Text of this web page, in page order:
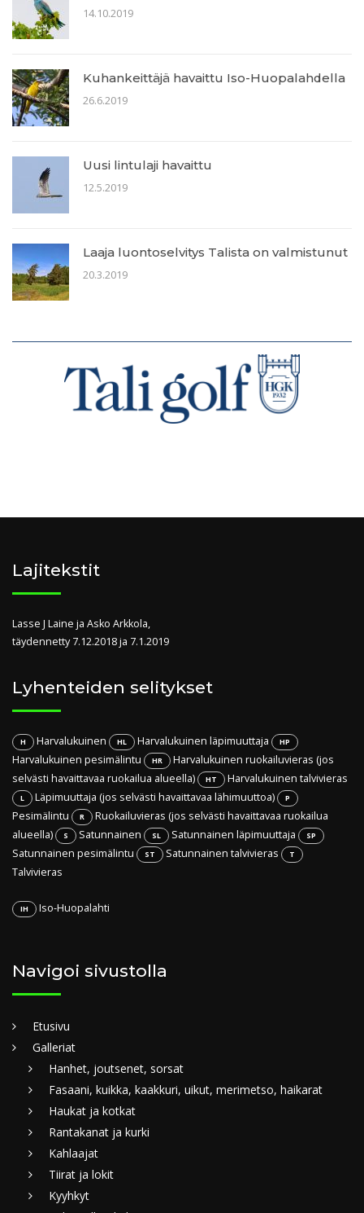
14.10.2019
Kuhankeittäjä havaittu Iso-Huopalahdella
26.6.2019
Uusi lintulaji havaittu
12.5.2019
Laaja luontoselvitys Talista on valmistunut
20.3.2019
Lajitekstit
Lasse J Laine ja Asko Arkkola,
täydennetty 7.12.2018 ja 7.1.2019
Lyhenteiden selitykset
H Harvalukuinen HL Harvalukuinen läpimuuttaja HP
Harvalukuinen pesimälintu HR
Harvalukuinen ruokailuvieras (jos
selvästi havaittavaa ruokailua alueella)
HT Harvalukuinen talvivieras
L Läpimuuttaja (jos selvästi havaittavaa lähimuuttoa) P
Pesimälintu R
Ruokailuvieras (jos selvästi havaittavaa ruokailua
alueella)
S Satunnainen SL Satunnainen läpimuuttaja SP
Satunnainen pesimälintu ST Satunnainen talvivieras T
Talvivieras
IH Iso-Huopalahti
Navigoi sivustolla
Etusivu
Galleriat
Hanhet, joutsenet, sorsat
Fasaani, kuikka, kaakkuri, uikut, merimetso, haikarat
Haukat ja kotkat
Rantakanat ja kurki
Kahlaajat
Tiirat ja lokit
Kyyhkyt